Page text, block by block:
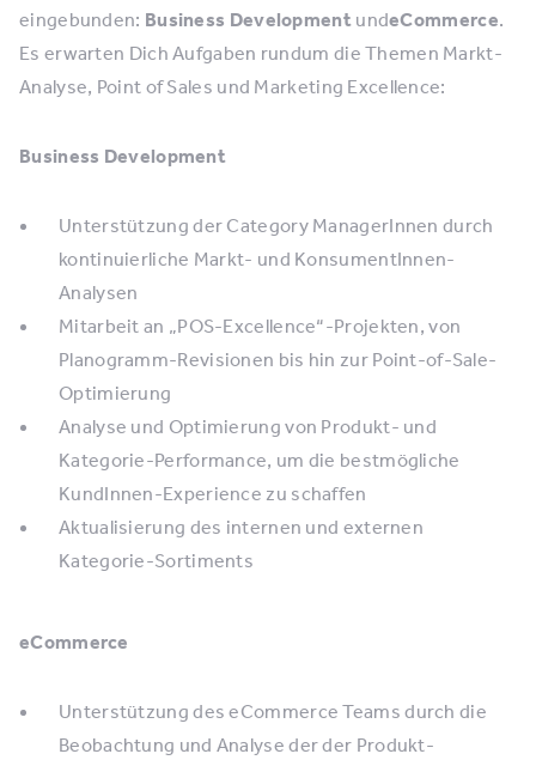
eingebunden: Business DevelopmentundeCommerce.
Es erwarten Dich Aufgaben rundum die Themen Markt-
Analyse, Point of Sales und Marketing Excellence:
Business Development
Unterstützung der Category ManagerInnen durch
kontinuierliche Markt- und KonsumentInnen-
Analysen
Mitarbeit an „POS-Excellence“-Projekten, von
Planogramm-Revisionen bis hin zur Point-of-Sale-
Optimierung
Analyse und Optimierung von Produkt- und
Kategorie-Performance, um die bestmögliche
KundInnen-Experience zu schaffen
Aktualisierung des internen und externen
Kategorie-Sortiments
eCommerce
Unterstützung des eCommerce Teams durch die
Beobachtung und Analyse der der Produkt-